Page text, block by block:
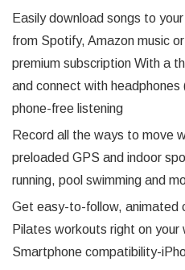
Easily download songs to
from Spotify, Amazon music
premium subscription With a
and connect with
phone-free listening
Record all the ways to move
preloaded GPS and indoor
running, pool swimming and
Get easy-to-follow, animated
Pilates workouts right on your
Smartphone compatibility-